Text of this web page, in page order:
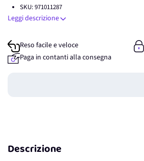
SKU:971011287
Leggi descrizione
Reso facile e veloce
Paga in contanti alla consegna
Descrizione